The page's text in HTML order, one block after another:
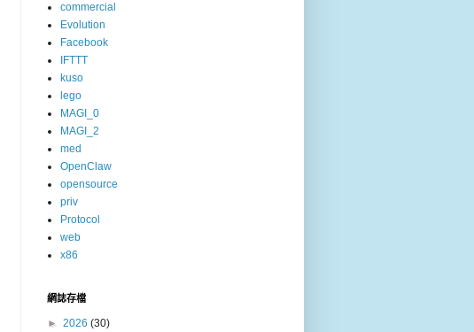
commercial
Evolution
Facebook
IFTTT
kuso
lego
MAGI_0
MAGI_2
med
OpenClaw
opensource
priv
Protocol
web
x86
網誌存檔
► 2026 (30)